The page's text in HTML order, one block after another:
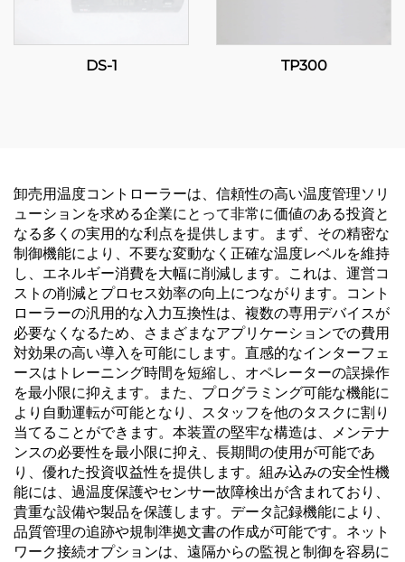
DS-1 TP300
卸売用温度コントローラーは、信頼性の高い温度管理ソリ
ューションを求める企業にとって非常に価値のある投資と
なる多くの実用的な利点を提供します。まず、その精密な
制御機能により、不要な変動なく正確な温度レベルを維持
し、エネルギー消費を大幅に削減します。これは、運営コ
ストの削減とプロセス効率の向上につながります。コント
ローラーの汎用的な入力互換性は、複数の専用デバイスが
必要なくなるため、さまざまなアプリケーションでの費用
対効果の高い導入を可能にします。直感的なインターフェ
ースはトレーニング時間を短縮し、オペレーターの誤操作
を最小限に抑えます。また、プログラミング可能な機能に
より自動運転が可能となり、スタッフを他のタスクに割り
当てることができます。本装置の堅牢な構造は、メンテナ
ンスの必要性を最小限に抑え、長期間の使用が可能であ
り、優れた投資収益性を提供します。組み込みの安全性機
能には、過温度保護やセンサー故障検出が含まれており、
貴重な設備や製品を保護します。データ記録機能により、
品質管理の追跡や規制準拠文書の作成が可能です。ネット
ワーク接続オプションは、遠隔からの監視と制御を容易に